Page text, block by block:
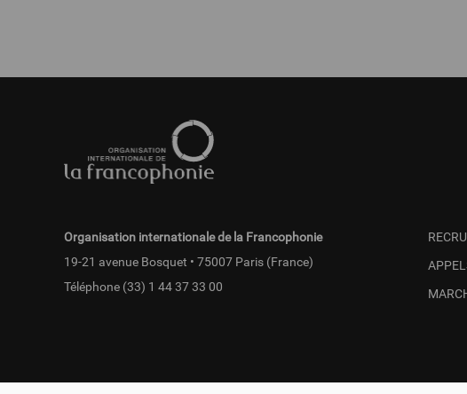
page
Organisation internationale de la Francophonie
19-21 avenue Bosquet • 75007 Paris (France)
Téléphone (33) 1 44 37 33 00